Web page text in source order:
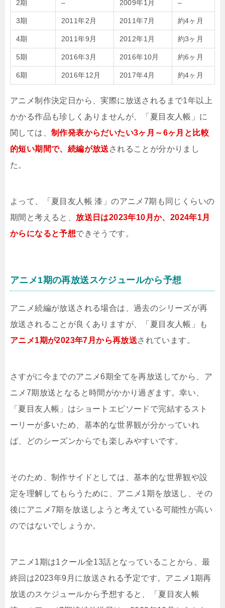
2期 – 2009年1月 –
3期 2011年2月 2011年7月 約4ヶ月
4期 2011年9月 2012年1月 約3ヶ月
5期 2016年3月 2016年10月 約6ヶ月
6期 2016年12月 2017年4月 約4ヶ月
アニメ制作決定日から、実際に放送されるまで1年以上
かかる作品も珍しくありませんが、「夏目友人帳」に
関しては、 制作発表からだいたい3ヶ月～6ヶ月と比較
的短い期間で、続編が放送 されることが分かりまし
た。
よって、「夏目友人帳 漆」のアニメ7期も同じくらいの
期間と考えると、 放送日は2023年10月か、2024年1月
からになると予想できそうです。
アニメ1期の再放送スケジュールから予想
アニメ続編が放送される場合は、過去のシリーズが再
放送されることが良くありますが、「夏目友人帳」も
アニメ1期が2023年7月から再放送されています。
さすがに今までのアニメ6期全てを再放送してから、ア
ニメ7期放送となると時間がかかり過ぎます。幸い、
「夏目友人帳」はショートエピソードで完結するスト
ーリーが多いため、基本的な世界観が分かっていれ
ば、どのシーズンからでも楽しみやすいです。
そのため、制作サイドとしては、基本的な世界観や設
定を理解してもらうために、アニメ1期を放送し、その
後にアニメ7期を放送しようと考えている可能性が高い
のではないでしょうか。
アニメ1期は1クール全13話となっていることから、最
終回は2023年9月に放送される予定です。アニメ1期再
放送のスケジュールから予想すると、「夏目友人帳